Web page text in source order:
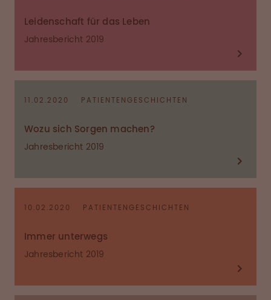
Leidenschaft für das Leben
Jahresbericht 2019
11.02.2020 PATIENTENGESCHICHTEN
Wozu sich Sorgen machen?
Jahresbericht 2019
10.02.2020 PATIENTENGESCHICHTEN
Immer unterwegs
Jahresbericht 2019